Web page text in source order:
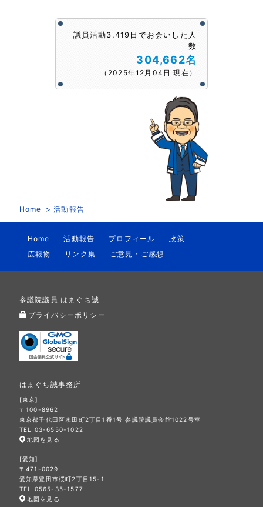
議員活動3,419日でお会いした人
数
304,662名
（2025年12月04日 現在）
Home 活動報告
Home 活動報告 プロフィール
政策
広報物
リンク集 ご意見・ご感想
参議院議員 はまぐち誠
プライバシーポリシー
はまぐち誠事務所
[東京]
〒100-8962
東京都千代田区永田町2丁目1番1号 参議院議員会館1022号室
TEL 03-6550-1022
地図を見る
[愛知]
〒471-0029
愛知県豊田市桜町2丁目15-1
TEL 0565-35-1577
地図を見る